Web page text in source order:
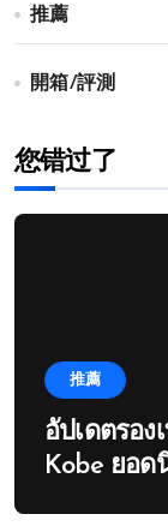
推薦
開箱/評測
您错过了
推薦
อัปเดตรอง
Kobe ยอด